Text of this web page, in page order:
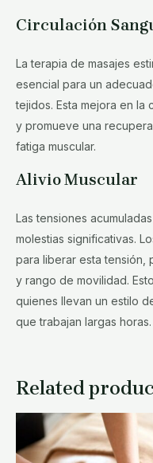
Circulación
La terapia de masajes
esencial para un
tejidos. Esta mejora en la
y promueve una
fatiga muscular.
Alivio Muscular
Las tensiones
molestias significativas.
para liberar esta tensión,
y rango de movilidad.
quienes llevan un estilo
que trabajan largas horas.
Related